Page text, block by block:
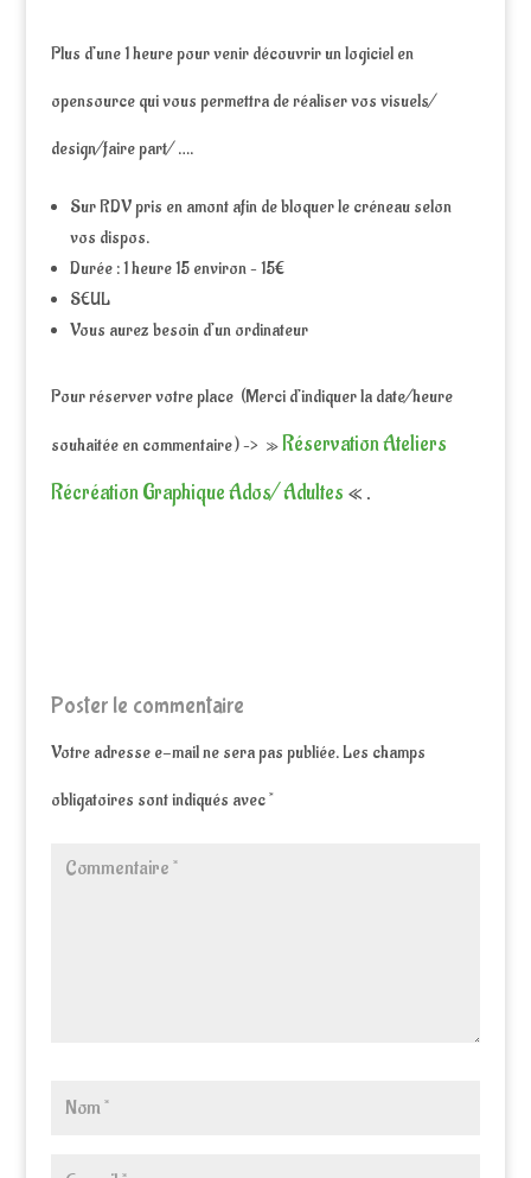
Plus d’une 1 heure pour venir découvrir un logiciel en
opensource qui vous permettra de réaliser vos visuels/
design/faire part/ ….
Sur RDV pris en amont afin de bloquer le créneau selon
vos dispos.
Durée : 1 heure 15 environ – 15€
SEUL
Vous aurez besoin d’un ordinateur
Pour réserver votre place (Merci d’indiquer la date/heure
souhaitée en commentaire ) –> »Réservation Ateliers
Récréation Graphique Ados/ Adultes « .
Poster le commentaire
Votre adresse e-mail ne sera pas publiée.Les champs
obligatoires sont indiqués avec*